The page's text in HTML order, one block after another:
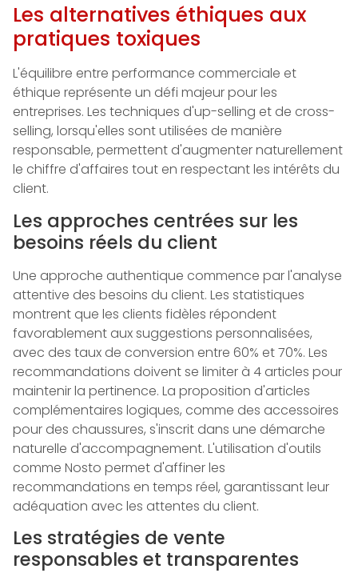
Les alternatives éthiques aux
pratiques toxiques
L'équilibre entre performance commerciale et
éthique représente un défi majeur pour les
entreprises. Les techniques d'up-selling et de cross-
selling, lorsqu'elles sont utilisées de manière
responsable, permettent d'augmenter naturellement
le chiffre d'affaires tout en respectant les intérêts du
client.
Les approches centrées sur les
besoins réels du client
Une approche authentique commence par l'analyse
attentive des besoins du client. Les statistiques
montrent que les clients fidèles répondent
favorablement aux suggestions personnalisées,
avec des taux de conversion entre 60% et 70%. Les
recommandations doivent se limiter à 4 articles pour
maintenir la pertinence. La proposition d'articles
complémentaires logiques, comme des accessoires
pour des chaussures, s'inscrit dans une démarche
naturelle d'accompagnement. L'utilisation d'outils
comme Nosto permet d'affiner les
recommandations en temps réel, garantissant leur
adéquation avec les attentes du client.
Les stratégies de vente
responsables et transparentes